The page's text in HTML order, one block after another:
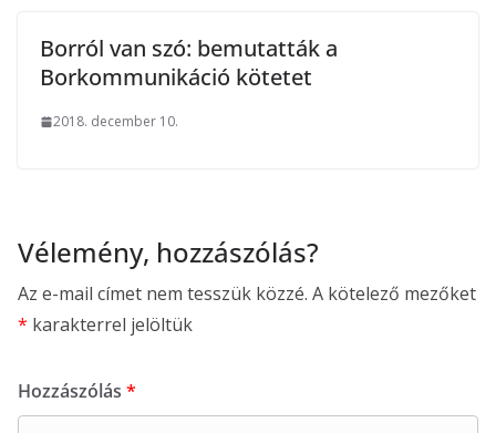
Borról van szó: bemutatták a
Borkommunikáció kötetet
2018. december 10.
Vélemény, hozzászólás?
Az e-mail címet nem tesszük közzé. A kötelező mezőket
* karakterrel jelöltük
Hozzászólás *